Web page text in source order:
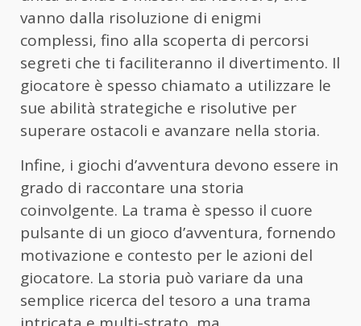
vanno dalla risoluzione di enigmi
complessi, fino alla scoperta di percorsi
segreti che ti faciliteranno il divertimento. Il
giocatore è spesso chiamato a utilizzare le
sue abilità strategiche e risolutive per
superare ostacoli e avanzare nella storia.
Infine, i giochi d’avventura devono essere in
grado di raccontare una storia
coinvolgente. La trama è spesso il cuore
pulsante di un gioco d’avventura, fornendo
motivazione e contesto per le azioni del
giocatore. La storia può variare da una
semplice ricerca del tesoro a una trama